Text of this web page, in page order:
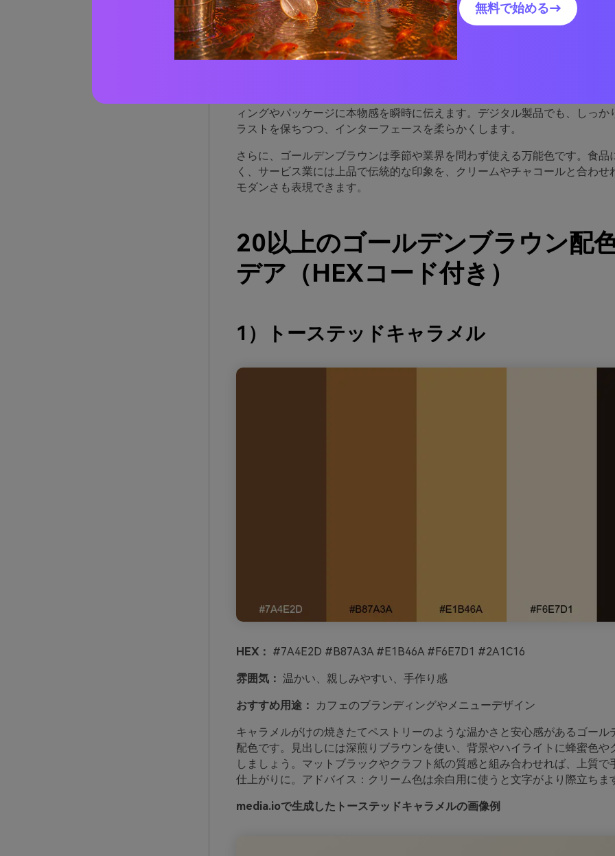
スが優れている理由
ゴールデンブラウンの配色は「中立」と「主張」のちょうど間に位置します
ィングやパッケージに本物感を瞬時に伝えます。デジタル製品でも、しっか
ラストを保ちつつ、インターフェースを柔らかくします。
さらに、ゴールデンブラウンは季節や業界を問わず使える万能色です。食品
く、サービス業には上品で伝統的な印象を、クリームやチャコールと合わせ
モダンさも表現できます。
20以上のゴールデンブラウン配
デア（HEXコード付き）
1）トーステッドキャラメル
HEX： #7A4E2D #B87A3A #E1B46A #F6E7D1 #2A1C16
雰囲気： 温かい、親しみやすい、手作り感
おすすめ用途： カフェのブランディングやメニューデザイン
キャラメルがけの焼きたてペストリーのような温かさと安心感があるゴール
配色です。見出しには深煎りブラウンを使い、背景やハイライトに蜂蜜色や
しましょう。マットブラックやクラフト紙の質感と組み合わせれば、上質で
仕上がりに。アドバイス：クリーム色は余白用に使うと文字がより際立ちま
media.ioで生成したトーステッドキャラメルの画像例
無料で始める→